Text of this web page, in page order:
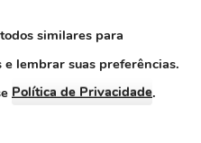
Pessoais
similares para
lembrar suas preferências.
Política de Privacidade.